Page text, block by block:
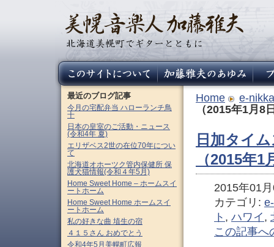
Home
e-nikka
（2015年1月8
日加タイ
（2015年1
2015年01
カテゴリ:
ト , ハワイ ,
この記事へ
最近のブログ記事
今月の宅配弁当 ハローランチ鳥
十
日本の皇室のご活動・ニュース
(令和4年 夏)
エリザベス2世の在位70年につい
て
北海道オホーツク管内保健所 保
護犬猫情報(令和４年5月)
Home Sweet Home – ホームスイ
ートホーム
Home Sweet Home ホームスイ
ートホーム
私の好きな曲 埴生の宿
４１５さん おめでとう
令和4年5月美幌町広報